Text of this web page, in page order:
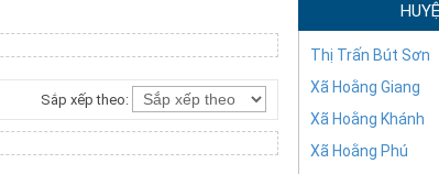
Sắp xếp theo:
Thị Trấn Bút Sơn
Xã Hoằng Giang
Xã Hoằng Khánh
Xã Hoằng Phú